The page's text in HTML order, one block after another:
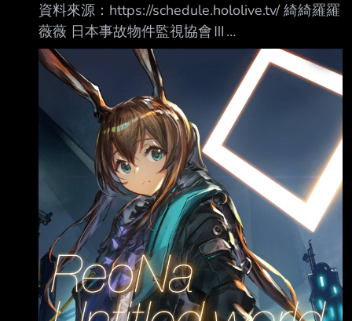
資料來源：https://schedule.hololive.tv/ 綺綺羅羅
薇薇 日本事故物件監視協會Ⅲ
https://www.youtube.com/watch?
v=Yyl9sBUvVc0 ときのそら 「日日向光」公演
新消息發表會 https://www.youtube.com/watch?
v=5IpdYy91D-Y さくらみこ、雪花ラミィ 「熱
辣美食」工商 https://www.youtube.com/watch?
v=K0fJZ32s6RI 多人 麥塊 アステル・レダ：
https://www.